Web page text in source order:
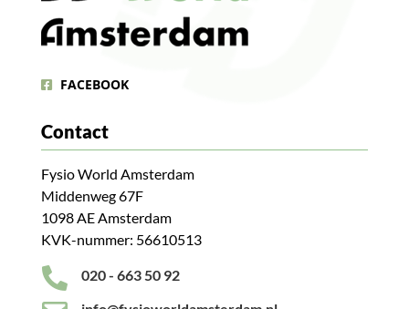
FACEBOOK
Contact
Fysio World Amsterdam
Middenweg 67F
1098 AE Amsterdam
KVK-nummer: 56610513
 020 - 663 50 92